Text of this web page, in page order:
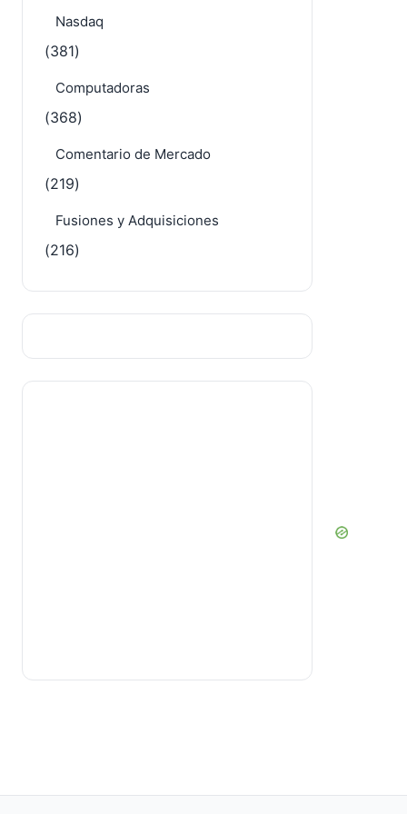
Nasdaq
(381)
Computadoras
(368)
Comentario de Mercado
(219)
Fusiones y Adquisiciones
(216)